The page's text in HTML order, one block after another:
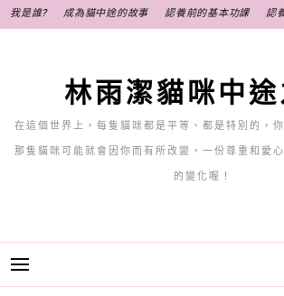
至
我是誰? 成為貓中途的故事 認養前的基本功課 認
林雨潔貓咪中
在這個世界上，每隻貓咪都是平等、都是特別的，
那隻貓咪可能就會因你而有所改變，一份尊重和愛
的變化喔！